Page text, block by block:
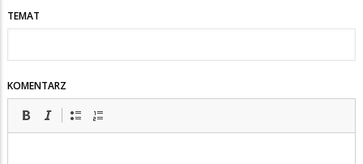
TEMAT
KOMENTARZ